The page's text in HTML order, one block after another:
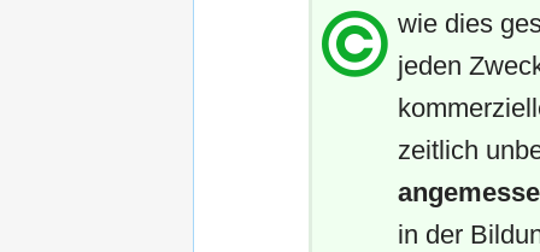
wie dies
jeden
zeitlich
in der